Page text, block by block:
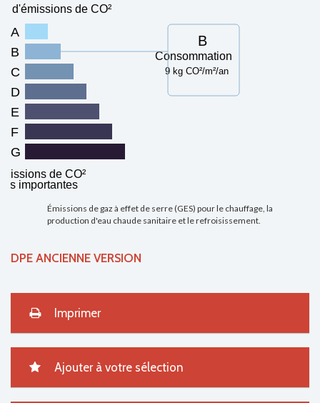
d'émissions de CO²
A
B
Consommation
9 kg CO²/m²/an
B
C
D
E
F
G
de CO²
importantes
Émissions de gaz à effet de serre (GES) pour le chauffage, la
production d'eau chaude sanitaire et le refroisissement.
DPE ANCIENNE VERSION
Imprimer
Ajouter à votre sélection